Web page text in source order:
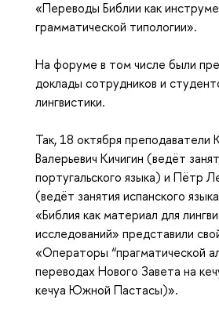
«Переводы Библии как
грамматической типологии».
На форуме в том числе были
доклады сотрудников и
лингвистики.
Так, 18 октября преподаватели
Валерьевич Кичигин (ведёт
португальского языка) и Пётр
(ведёт занятия испанского
«Библия как материал для
исследований» представили
«Операторы “прагматической
переводах Нового Завета на
кечуа Южной Пастасы)».